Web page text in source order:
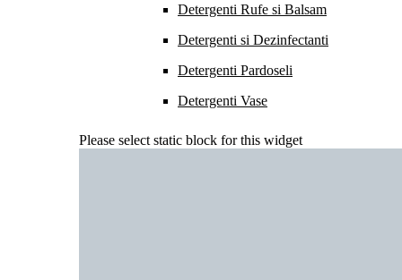
Detergenti Rufe si Balsam
Detergenti si Dezinfectanti
Detergenti Pardoseli
Detergenti Vase
Please select static block for this widget